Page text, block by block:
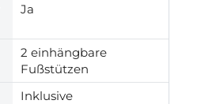
Ja
2 einhängbare
Fußstützen
Inklusive